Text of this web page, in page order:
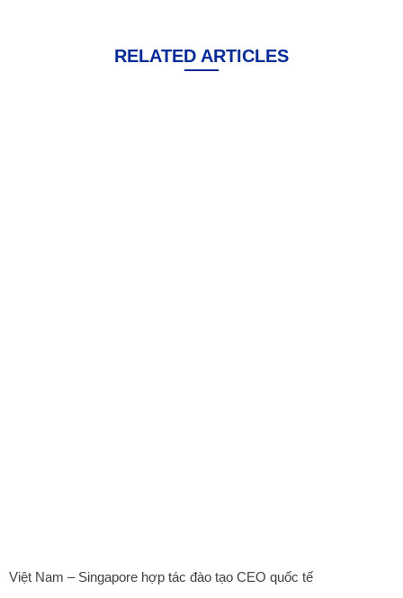
RELATED ARTICLES
Việt Nam – Singapore hợp tác đào tạo CEO quốc tế